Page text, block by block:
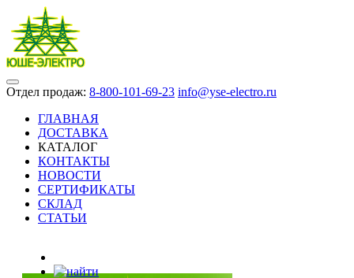
Отдел продаж: 8-800-101-69-23 info@yse-electro.ru
ГЛАВНАЯ
ДОСТАВКА
КАТАЛОГ
КОНТАКТЫ
НОВОСТИ
СЕРТИФИКАТЫ
СКЛАД
СТАТЬИ